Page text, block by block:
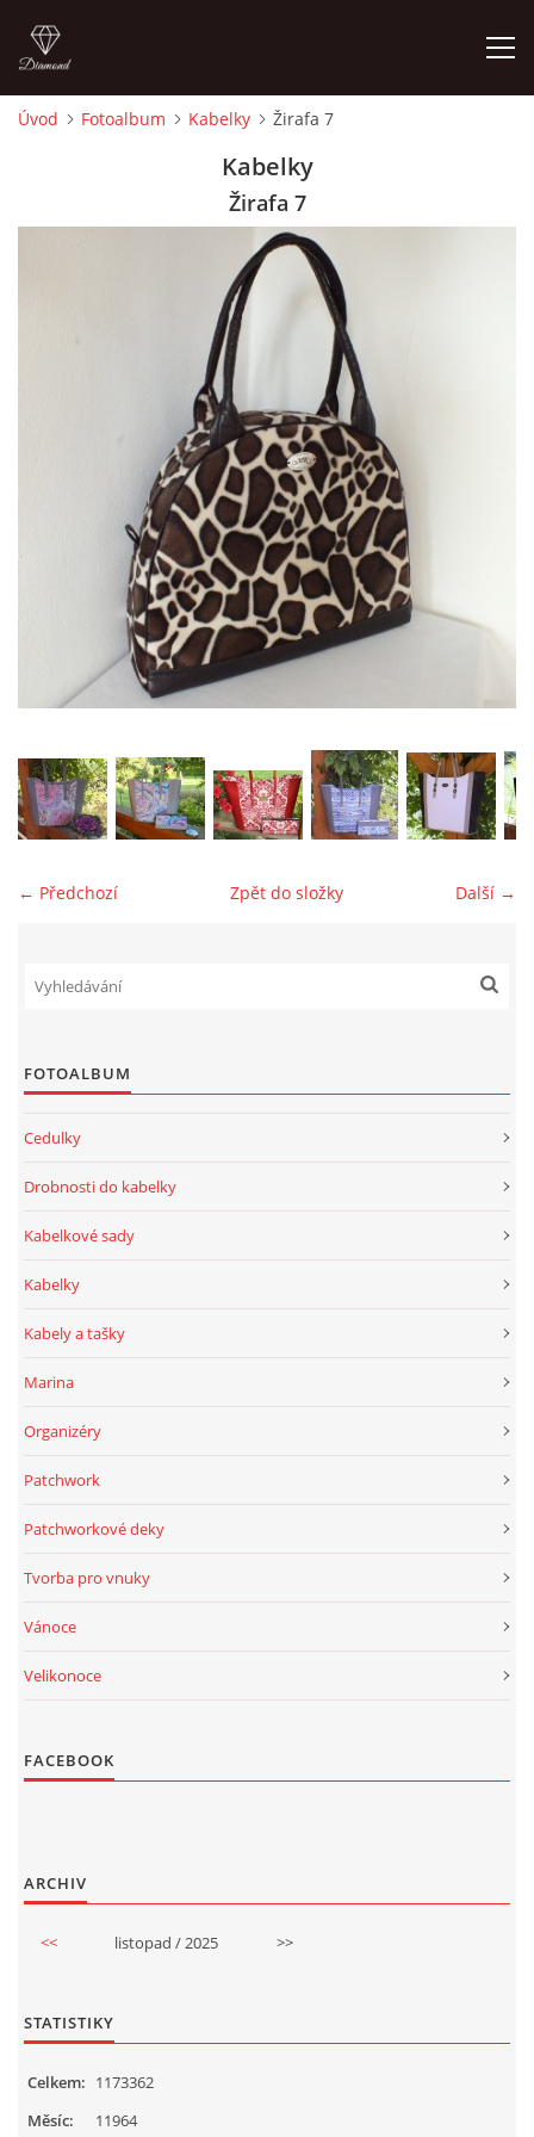
MOJE POSLEDNÍ PRÁCE
jk-laguna@seznam.cz
© 2025 eStránky.cz
Úvod Fotoalbum Kabelky Žirafa 7
Kabelky
Žirafa 7
← Předchozí Další →
Zpět do složky
FOTOALBUM
Cedulky
Drobnosti do kabelky
Kabelkové sady
Kabelky
Kabely a tašky
Marina
Organizéry
Patchwork
Patchworkové deky
Tvorba pro vnuky
Vánoce
Velikonoce
FACEBOOK
ARCHIV
<< listopad / 2025 >>
STATISTIKY
Celkem: 1173362
Měsíc:
11964